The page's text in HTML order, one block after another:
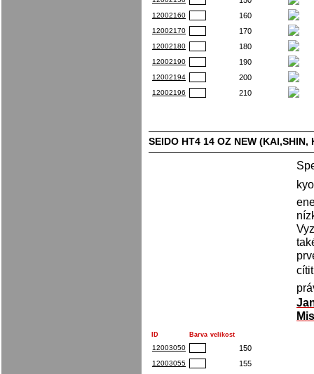
12002160 160
12002170 170
12002180 180
12002190 190
12002194 200
12002196 210
SEIDO HT4 14 OZ NEW (KAI,SHIN,
ID Barva velikost
12003050 150
12003055 155